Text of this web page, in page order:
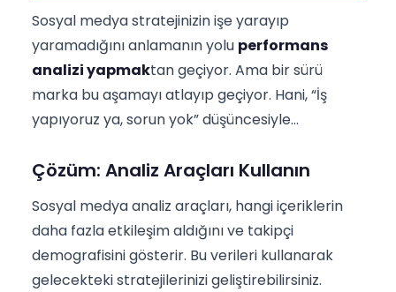
Sosyal medya stratejinizin işe yarayıp
yaramadığını anlamanın yolu performans
analizi yapmaktan geçiyor. Ama bir sürü
marka bu aşamayı atlayıp geçiyor. Hani, “İş
yapıyoruz ya, sorun yok” düşüncesiyle...
Çözüm: Analiz Araçları Kullanın
Sosyal medya analiz araçları, hangi içeriklerin
daha fazla etkileşim aldığını ve takipçi
demografisini gösterir. Bu verileri kullanarak
gelecekteki stratejilerinizi geliştirebilirsiniz.